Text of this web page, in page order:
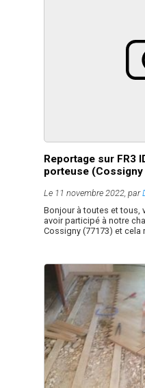
Reportage sur FR3
porteuse (Cossigny
Le 11 novembre 2022, par
Bonjour à toutes et tous,
avoir participé à notre
Cossigny (77173) et cela